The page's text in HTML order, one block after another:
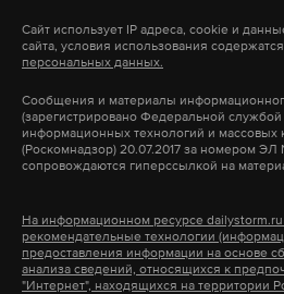
между братскими народами.
испуганные
Народом».
Ранее глава пресс-службы
сведению материалы СМИ о
расстрелах в Чечне. «Новая
что в республике убивали
Сайт использует IP адреса, cookie и
сайта, условия использования
персональных данных.
Сообщения и материалы
(зарегистрировано Федеральной
информационных технологий и массовых
(Роскомнадзор) 20.07.2017 за номером
сопровождаются гиперссылкой на
На информационном ресурсе
рекомендательные технологии
предоставления информации на основе
анализа сведений, относящихся к
"Интернет", находящихся на территории